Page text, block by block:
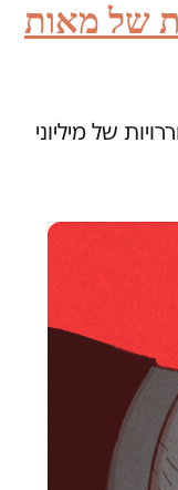
של מאות
של מיליוני